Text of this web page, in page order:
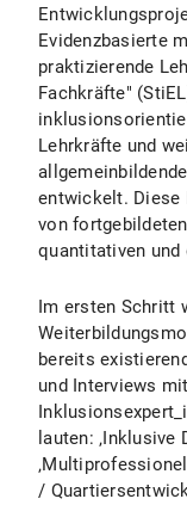
Evidenzbasierte
praktizierende
Fachkräfte"
Lehrkräfte und
entwickelt. Diese
von
quantitativen und
Im ersten Schritt
bereits
und Interviews
lauten: ‚Inklusive
/